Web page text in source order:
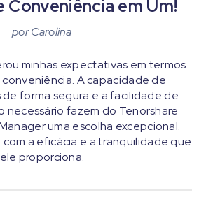
Conveniência em Um!
porCarolina
minhas expectativas em termos
A capacidade de
de forma segura e a facilidade de
necessário fazem do Tenorshare
uma escolha excepcional.
a eficácia e a tranquilidade que
ele proporciona.